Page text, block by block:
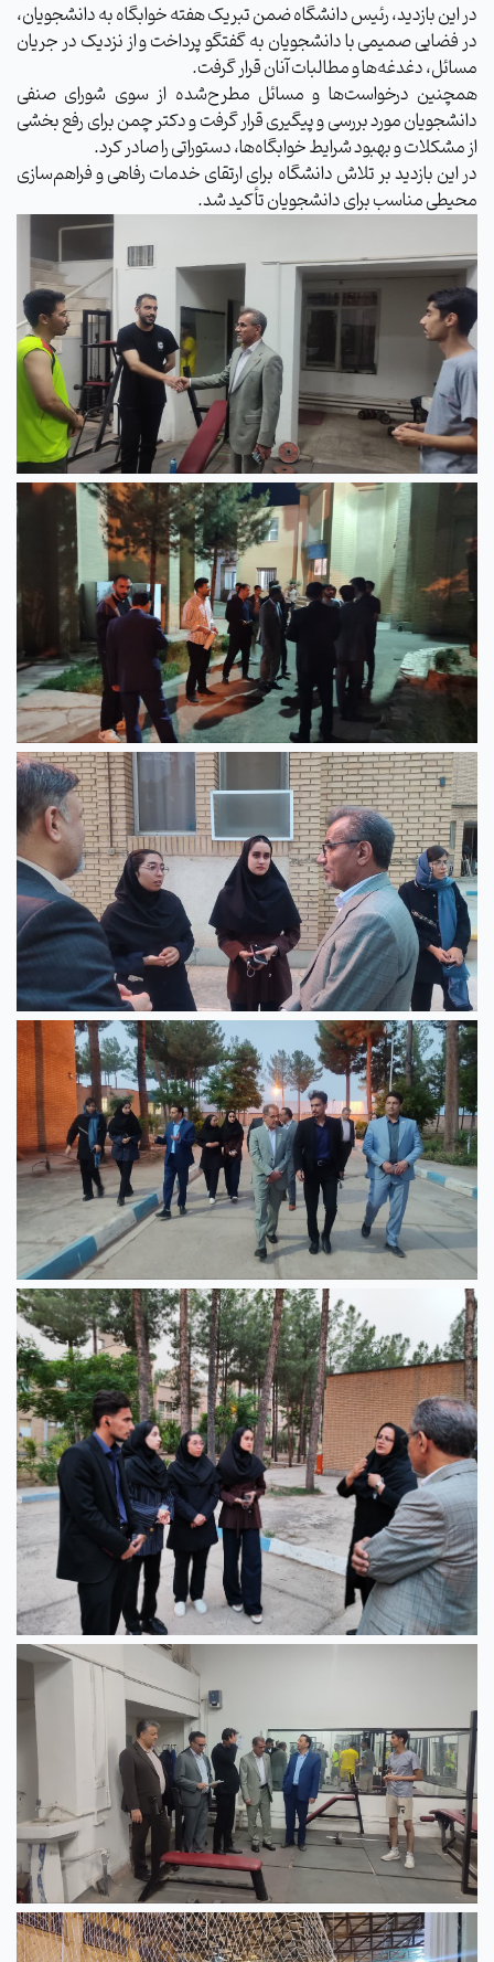
در این بازدید، رئیس دانشگاه ضمن تبریک هفته خوابگاه به دانشجویان،
در فضایی صمیمی با دانشجویان به گفتگو پرداخت و از نزدیک در جریان
مسائل، دغدغه‌ها و مطالبات آنان قرار گرفت.
همچنین درخواست‌ها و مسائل مطرح‌شده از سوی شورای صنفی
دانشجویان مورد بررسی و پیگیری قرار گرفت و دکتر چمن برای رفع بخشی
از مشکلات و بهبود شرایط خوابگاه‌ها، دستوراتی را صادر کرد.
در این بازدید بر تلاش دانشگاه برای ارتقای خدمات رفاهی و فراهم‌سازی
محیطی مناسب برای دانشجویان تأکید شد.